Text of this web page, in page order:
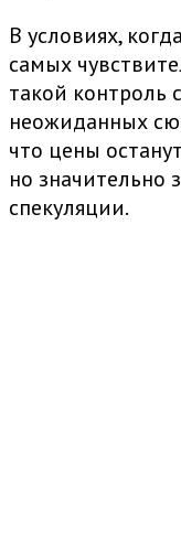
В условиях,
самых
такой контроль
неожиданных
что цены
но значительно
спекуляции.